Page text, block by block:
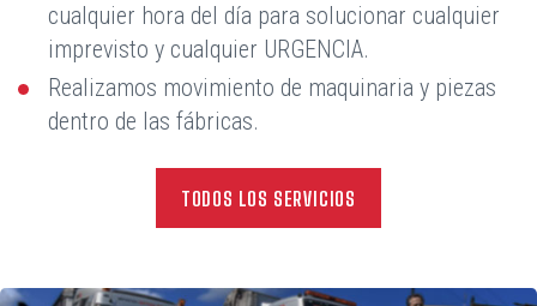
cualquier hora del día para solucionar cualquier
imprevisto y cualquier URGENCIA.
Realizamos movimiento de maquinaria y piezas
dentro de las fábricas.
TODOS LOS SERVICIOS